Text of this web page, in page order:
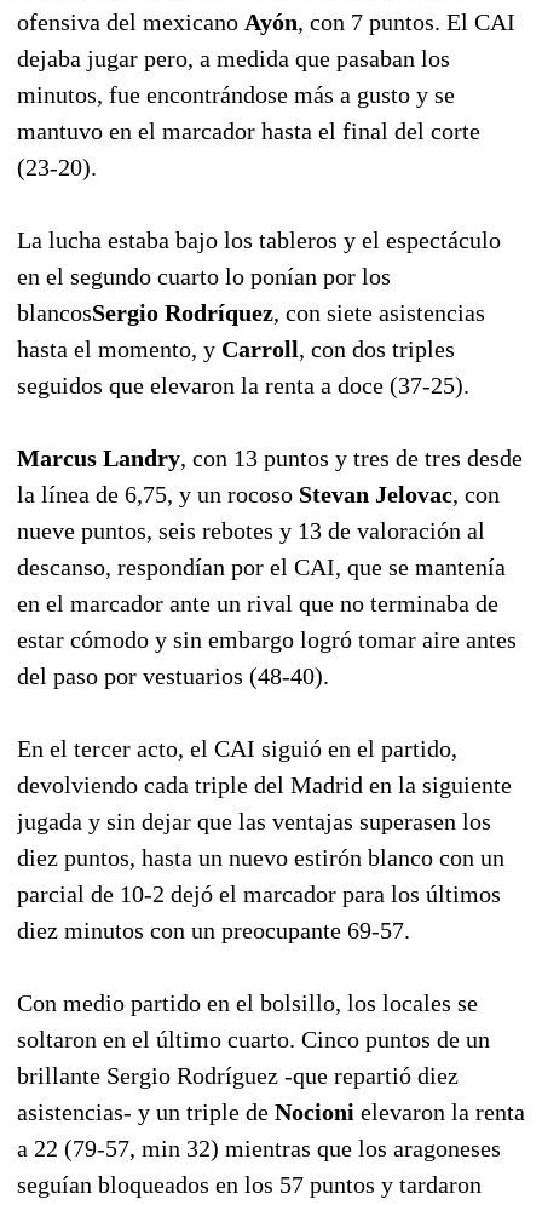
ofensiva del mexicano Ayón, con 7 puntos. El CAI
dejaba jugar pero, a medida que pasaban los
minutos, fue encontrándose más a gusto y se
mantuvo en el marcador hasta el final del corte
(23-20).
La lucha estaba bajo los tableros y el espectáculo
en el segundo cuarto lo ponían por los
blancosSergio Rodríquez, con siete asistencias
hasta el momento, y Carroll, con dos triples
seguidos que elevaron la renta a doce (37-25).
Marcus Landry, con 13 puntos y tres de tres desde
la línea de 6,75, y un rocoso Stevan Jelovac, con
nueve puntos, seis rebotes y 13 de valoración al
descanso, respondían por el CAI, que se mantenía
en el marcador ante un rival que no terminaba de
estar cómodo y sin embargo logró tomar aire antes
del paso por vestuarios (48-40).
En el tercer acto, el CAI siguió en el partido,
devolviendo cada triple del Madrid en la siguiente
jugada y sin dejar que las ventajas superasen los
diez puntos, hasta un nuevo estirón blanco con un
parcial de 10-2 dejó el marcador para los últimos
diez minutos con un preocupante 69-57.
Con medio partido en el bolsillo, los locales se
soltaron en el último cuarto. Cinco puntos de un
brillante Sergio Rodríguez -que repartió diez
asistencias- y un triple de Nocioni elevaron la renta
a 22 (79-57, min 32) mientras que los aragoneses
seguían bloqueados en los 57 puntos y tardaron